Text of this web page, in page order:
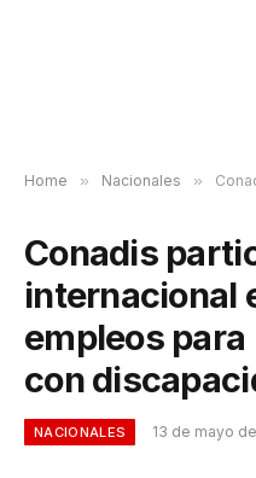
Home » Nacionales » Conadis
Conadis
internacional
empleos
con
NACIONALES 13 de mayo